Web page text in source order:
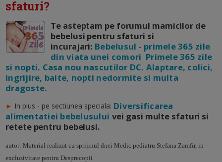
sfaturi?
Te asteptam pe forumul mamicilor de
bebelusi pentru sfaturi si
incurajari: Bebelusul - primele 365 zile
din viata unei comori Primele 365 zile
si nopti. Casa nou nascutilor DC. Alaptare, colici,
ingrijire, baite, nopti nedormite si multa
dragoste.
► In plus - pe sectiunea speciala: Diversificarea
alimentatiei bebelusului vei gasi multe sfaturi si
retete pentru bebelusi.
autor: Material realizat cu sprijinul dnei Medic pediatru Stefana Zamfir, in
exclusivitate pentru Desprecopii